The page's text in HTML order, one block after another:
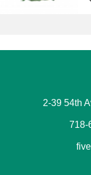
2-39 54th
718-